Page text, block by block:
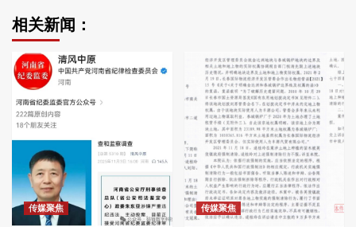
相关新闻：
传媒聚焦 传媒聚焦